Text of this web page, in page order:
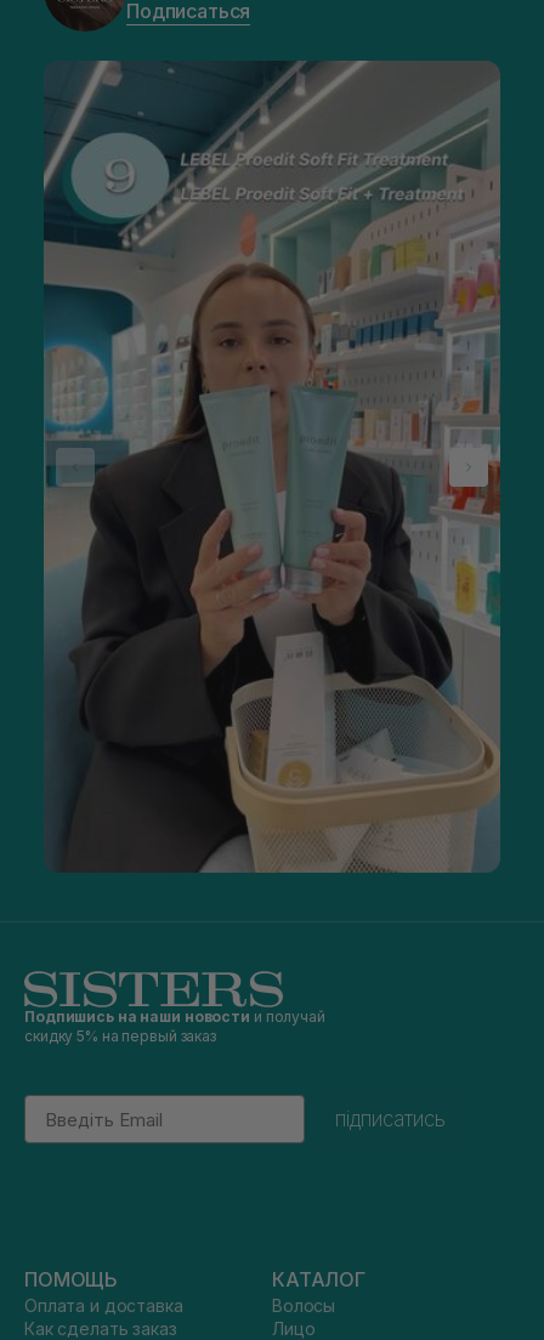
Подписаться
Подпишись на наши новости и получай
скидку 5% на первый заказ
Email
підписатись
ПОМОЩЬ
Оплата и доставка
Как сделать заказ
КАТАЛОГ
Волосы
Лицо